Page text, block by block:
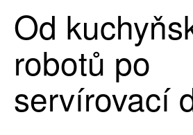
Od
robotů po
servírovací